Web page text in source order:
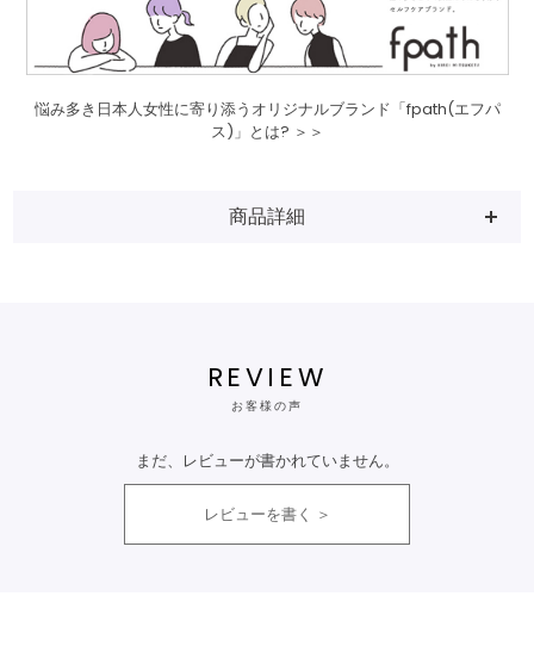
悩み多き日本人女性に寄り添うオリジナルブランド「fpath(エフパ
ス)」とは? ＞＞
商品詳細
REVIEW
お客様の声
まだ、レビューが書かれていません。
レビューを書く